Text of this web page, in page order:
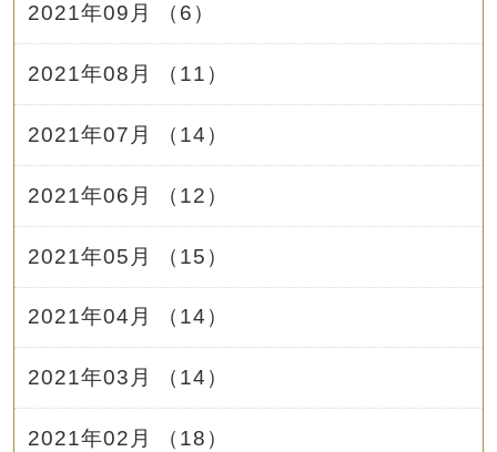
2021年09月 （6）
2021年08月 （11）
2021年07月 （14）
2021年06月 （12）
2021年05月 （15）
2021年04月 （14）
2021年03月 （14）
2021年02月 （18）